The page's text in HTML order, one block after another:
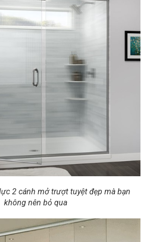
2 cánh mở trượt tuyệt đẹp mà bạn
không nên bỏ qua